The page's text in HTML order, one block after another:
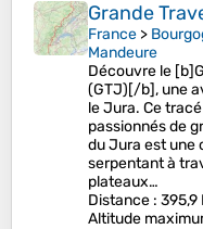
Grande
France >
Mandeure
Découvre le
(GTJ)[/b], une
le Jura. Ce
passionnés de
du Jura est une
serpentant à
plateaux…
Distance : 395,9
Altitude